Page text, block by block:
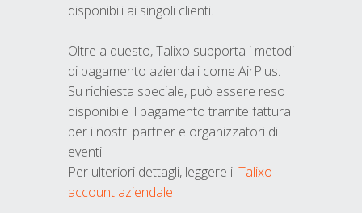
disponibili ai singoli clienti.
Oltre a questo, Talixo supporta i metodi
di pagamento aziendali come AirPlus.
Su richiesta speciale, può essere reso
disponibile il pagamento tramite fattura
per i nostri partner e organizzatori di
eventi.
Per ulteriori dettagli, leggere il Talixo
account aziendale